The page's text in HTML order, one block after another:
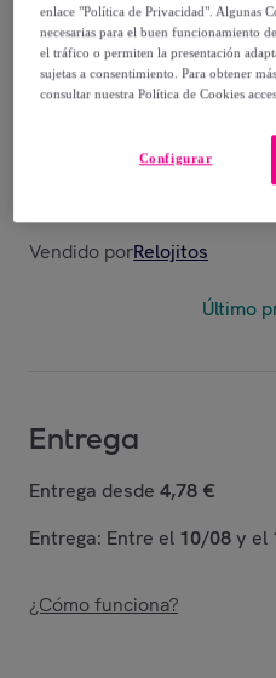
100,00 €
625,00 €
Posible recogida de tu
Vendido porRelojitos
Último
Entrega
Entrega desde 4,78 €
Entrega: Entre el 10/08y el
¿Cómo funciona?
enlace "Política de Privacidad". Algunas
necesarias para el buen funcionamiento
el tráfico o permiten la presentación
sujetas a consentimiento. Para obtener
consultar nuestra Política de Cookies
Configurar